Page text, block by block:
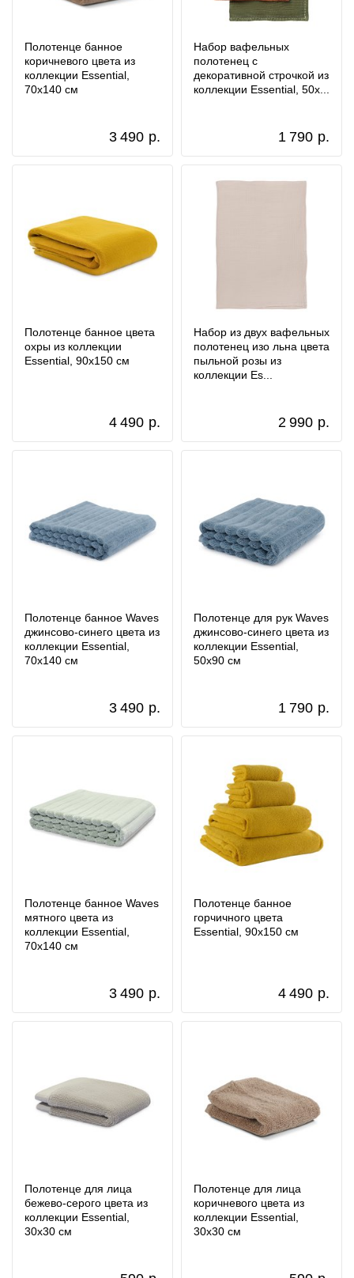
Полотенце банное
коричневого цвета из
коллекции Essential,
70х140 см
3 490 р.
Набор вафельных
полотенец с
декоративной строчкой из
коллекции Essential, 50х...
1 790 р.
Полотенце банное цвета
охры из коллекции
Essential, 90х150 см
4 490 р.
Набор из двух вафельных
полотенец изо льна цвета
пыльной розы из
коллекции Es...
2 990 р.
Полотенце банное Waves
джинсово-синего цвета из
коллекции Essential,
70х140 см
3 490 р.
Полотенце для рук Waves
джинсово-синего цвета из
коллекции Essential,
50х90 см
1 790 р.
Полотенце банное Waves
мятного цвета из
коллекции Essential,
70х140 см
3 490 р.
Полотенце банное
горчичного цвета
Essential, 90х150 см
4 490 р.
Полотенце для лица
бежево-серого цвета из
коллекции Essential,
30х30 см
Полотенце для лица
коричневого цвета из
коллекции Essential,
30х30 см